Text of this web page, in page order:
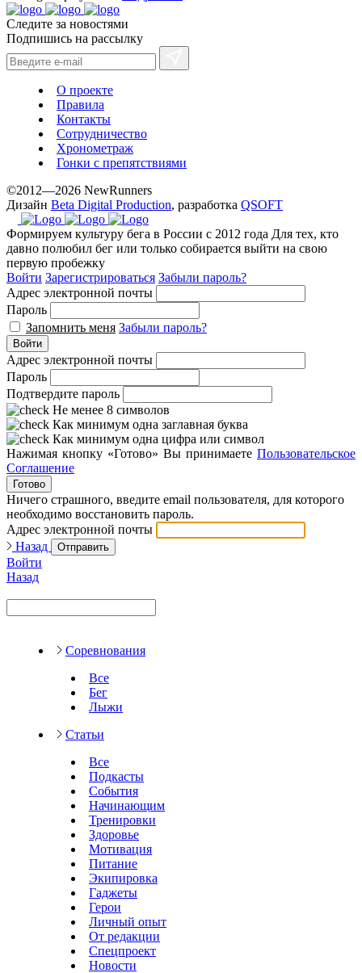
Следите за новостями
Подпишись на рассылку
О проекте
Правила
Контакты
Сотрудничество
Хронометраж
Гонки с препятствиями
©2012—2026 NewRunners
Дизайн Beta Digital Production, разработка QSOFT
Формируем культуру бега в России с 2012 года Для тех, кто
давно полюбил бег или только собирается выйти на свою
первую пробежку
Войти Зарегистрироваться Забыли пароль?
Адрес электронной почты
Пароль
Запомнить меня Забыли пароль?
Войти
Адрес электронной почты
Пароль
Подтвердите пароль
Не менее 8 символов
Как минимум одна заглавная буква
Как минимум одна цифра или символ
Нажимая кнопку «Готово» Вы принимаете Пользовательское
Соглашение
Готово
Ничего страшного, введите email пользователя, для которого
необходимо восстановить пароль.
Адрес электронной почты
Назад
Отправить
Войти
Назад
Соревнования
Все
Бег
Лыжи
Статьи
Все
Подкасты
События
Начинающим
Тренировки
Здоровье
Мотивация
Питание
Экипировка
Гаджеты
Герои
Личный опыт
От редакции
Спецпроект
Новости